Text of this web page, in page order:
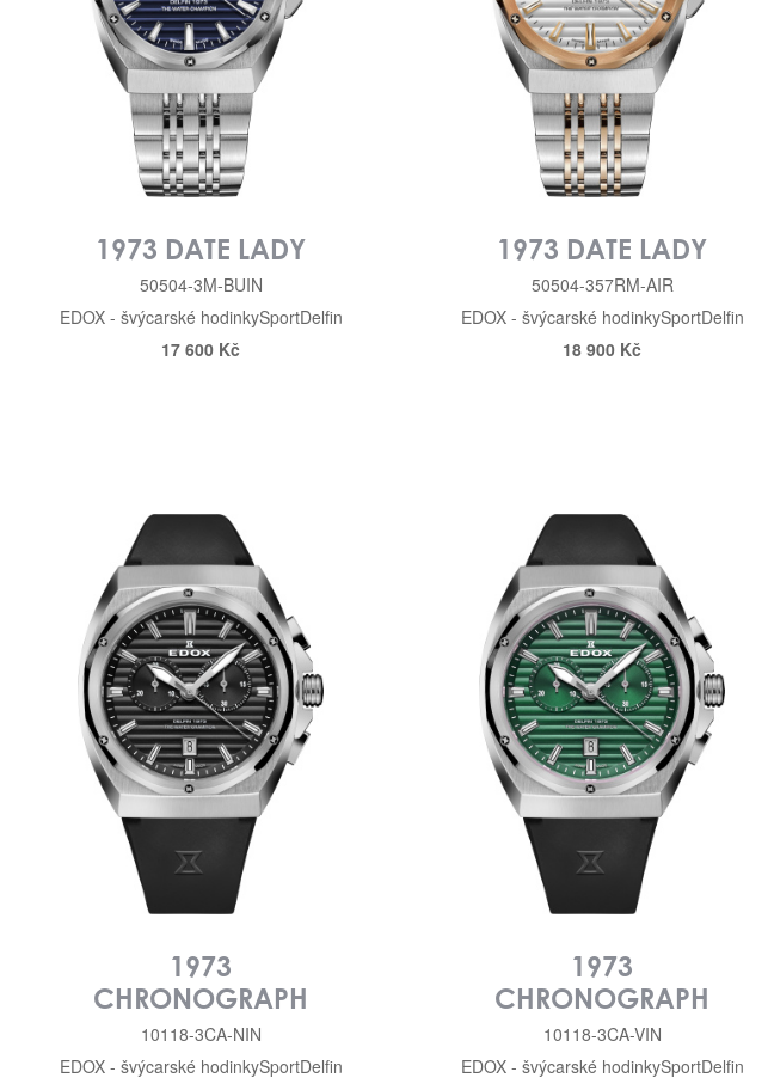
1973 DATE LADY
50504-3M-BUIN
EDOX - švýcarské hodinkySportDelfin
17 600 Kč
1973 DATE LADY
50504-357RM-AIR
EDOX - švýcarské hodinkySportDelfin
18 900 Kč
1973
CHRONOGRAPH
10118-3CA-NIN
EDOX - švýcarské hodinkySportDelfin
1973
CHRONOGRAPH
10118-3CA-VIN
EDOX - švýcarské hodinkySportDelfin